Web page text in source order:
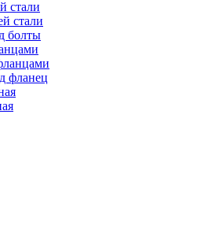
стали
стали
болты
фланец